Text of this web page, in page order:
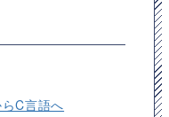
C言語へ